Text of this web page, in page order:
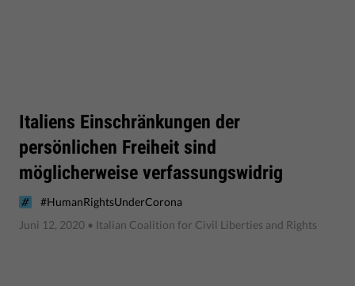
Italiens Einschränkungen der
persönlichen Freiheit sind
möglicherweise verfassungswidrig
#HumanRightsUnderCorona
Juni 12, 2020 • Italian Coalition for Civil Liberties and Rights